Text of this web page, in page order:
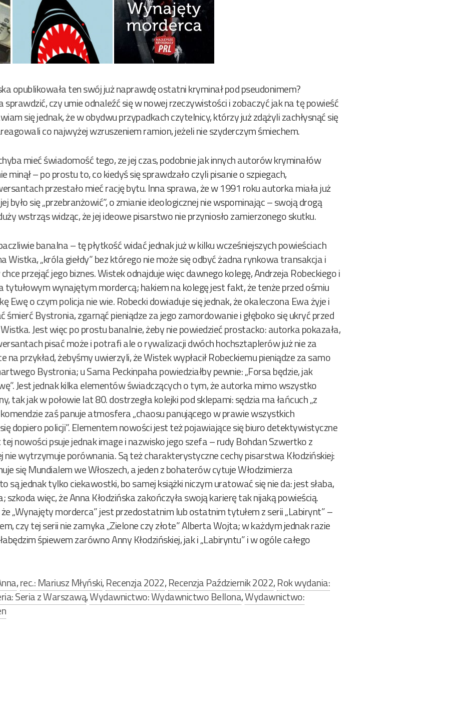
opublikowała ten swój już naprawdę ostatni kryminał pod pseudonimem?
sprawdzić, czy umie odnaleźć się w nowej rzeczywistości i zobaczyć jak na tę powieść
się jednak, że w obydwu przypadkach czytelnicy, którzy już zdążyli zachłysnąć się
co najwyżej wzruszeniem ramion, jeżeli nie szyderczym śmiechem.
mieć świadomość tego, ze jej czas, podobnie jak innych autorów kryminałów
minął – po prostu to, co kiedyś się sprawdzało czyli pisanie o szpiegach,
przestało mieć rację bytu. Inna sprawa, że w 1991 roku autorka miała już
było się „przebranżowić”, o zmianie ideologicznej nie wspominając – swoją drogą
wstrząs widząc, że jej ideowe pisarstwo nie przyniosło zamierzonego skutku.
banalna – tę płytkość widać jednak już w kilku wcześniejszych powieściach
Wistka, „króla giełdy” bez którego nie może się odbyć żadna rynkowa transakcja i
przejąć jego biznes. Wistek odnajduje więc dawnego kolegę, Andrzeja Robeckiego i
tytułowym wynajętym mordercą; hakiem na kolegę jest fakt, że tenże przed ośmiu
Ewę o czym policja nie wie. Robecki dowiaduje się jednak, że okaleczona Ewa żyje i
Bystronia, zgarnąć pieniądze za jego zamordowanie i głęboko się ukryć przed
Jest więc po prostu banalnie, żeby nie powiedzieć prostacko: autorka pokazała,
pisać może i potrafi ale o rywalizacji dwóch hochsztaplerów już nie za
na przykład, żebyśmy uwierzyli, że Wistek wypłacił Robeckiemu pieniądze za samo
Bystronia; u Sama Peckinpaha powiedziałby pewnie: „Forsa będzie, jak
Jest jednak kilka elementów świadczących o tym, że autorka mimo wszystko
tak jak w połowie lat 80. dostrzegła kolejki pod sklepami: sędzia ma łańcuch „z
komendzie zaś panuje atmosfera „chaosu panującego w prawie wszystkich
dopiero policji”. Elementem nowości jest też pojawiające się biuro detektywistyczne
nowości psuje jednak image i nazwisko jego szefa – rudy Bohdan Szwertko z
nie wytrzymuje porównania. Są też charakterystyczne cechy pisarstwa Kłodzińskiej:
się Mundialem we Włoszech, a jeden z bohaterów cytuje Włodzimierza
są jednak tylko ciekawostki, bo samej książki niczym uratować się nie da: jest słaba,
szkoda więc, że Anna Kłodzińska zakończyła swoją karierę tak nijaką powieścią.
„Wynajęty morderca” jest przedostatnim lub ostatnim tytułem z serii „Labirynt” –
czy tej serii nie zamyka „Zielone czy złote” Alberta Wojta; w każdym jednak razie
śpiewem zarówno Anny Kłodzińskiej, jak i „Labiryntu” i w ogóle całego
,rec.: Mariusz Młyński,Recenzja 2022,Recenzja Październik 2022,Rok wydania:
Seria z Warszawą,Wydawnictwo: Wydawnictwo Bellona,Wydawnictwo: